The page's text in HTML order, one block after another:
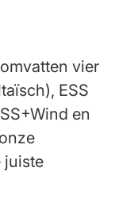
vier
ESS
en
juiste